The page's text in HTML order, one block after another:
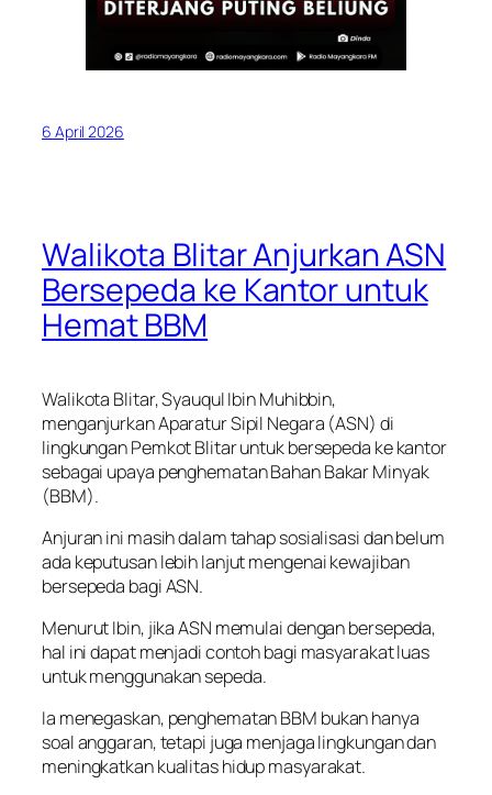
6 April 2026
Walikota Blitar Anjurkan ASN
Bersepeda ke Kantor untuk
Hemat BBM
Walikota Blitar, Syauqul Ibin Muhibbin,
menganjurkan Aparatur Sipil Negara (ASN) di
lingkungan Pemkot Blitar untuk bersepeda ke kantor
sebagai upaya penghematan Bahan Bakar Minyak
(BBM).
Anjuran ini masih dalam tahap sosialisasi dan belum
ada keputusan lebih lanjut mengenai kewajiban
bersepeda bagi ASN.
Menurut Ibin, jika ASN memulai dengan bersepeda,
hal ini dapat menjadi contoh bagi masyarakat luas
untuk menggunakan sepeda.
Ia menegaskan, penghematan BBM bukan hanya
soal anggaran, tetapi juga menjaga lingkungan dan
meningkatkan kualitas hidup masyarakat.